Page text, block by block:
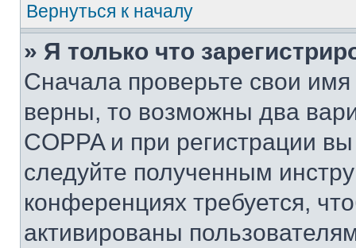
Вернуться к началу
» Я только что
Сначала проверьте свои
верны, то возможны два
COPPA и при регистрации
следуйте полученным
конференциях требуется,
активированы